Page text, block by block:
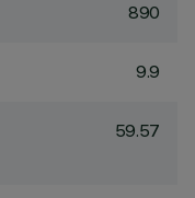
890
9.9
59.57